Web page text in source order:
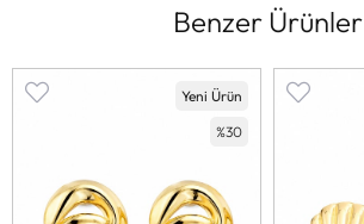
Benzer Ürünler
Yeni Ürün
%30